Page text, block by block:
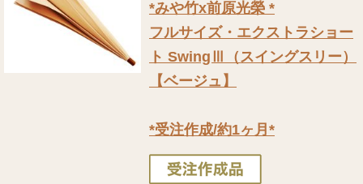
*みや竹x前原光榮 *
フルサイズ・エクストラショー
ト SwingⅢ（スイングスリー）
【ベージュ】
*受注作成/約1ヶ月*